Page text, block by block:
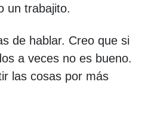
un trabajito.
de hablar. Creo que si
a veces no es bueno.
las cosas por más